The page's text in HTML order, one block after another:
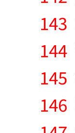
143
144
145
146